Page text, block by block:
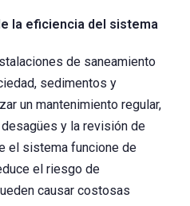
la eficiencia del sistema
de saneamiento
sedimentos y
un mantenimiento regular,
y la revisión de
el sistema funcione de
el riesgo de
causar costosas